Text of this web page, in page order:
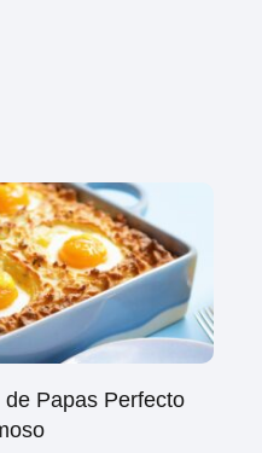
Papas Perfecto